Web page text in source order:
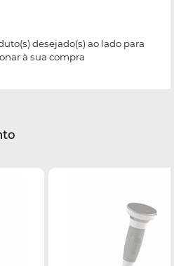
desejado(s) ao lado para
à sua compra